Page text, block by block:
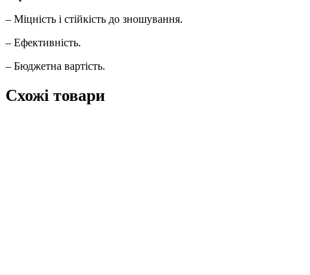
– Міцність і стійкість до зношування.
– Ефективність.
– Бюджетна вартість.
Схожі товари